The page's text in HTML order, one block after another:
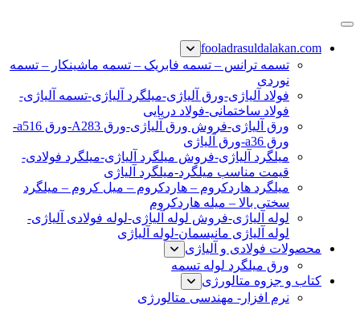
پرش
محتوا
نبشی فولادی-ناودانی فولادی-قیمت ورق-قیمت فولاد
fooladrasuldalakan.com
تسمه ترانس – تسمه فابریک – تسمه ماشینکار – تسمه
نوردی
فولاد آلیاژی-ورق آلیاژی-میلگرد آلیاژی-تسمه آلیاژی-
فولاد ساختمانی-فولاد دریایی
ورق آلیاژی-فروش ورق آلیاژی-ورق A283-ورق a516-
ورق a36-ورق آلیاژی
میلگرد آلیاژی-فروش میلگرد آلیاژی-میلگرد فولادی-
قیمت مناسب میلگرد-میلگرد آلیاژی
میلگرد هاردکروم – هاردکروم – میل کروم – میلگرد
سختی بالا – میله هاردکروم
لوله آلیاژی-فروش لوله آلیاژی-لوله فولادی آلیاژی-
لوله آلیاژی مانیسمان-لوله آلیاژی
محصولات فولادی و آلیاژی
ورق میلگرد لوله تسمه
کتاب و جزوه متالورژی
نرم افزار- مهندسی متالورژی